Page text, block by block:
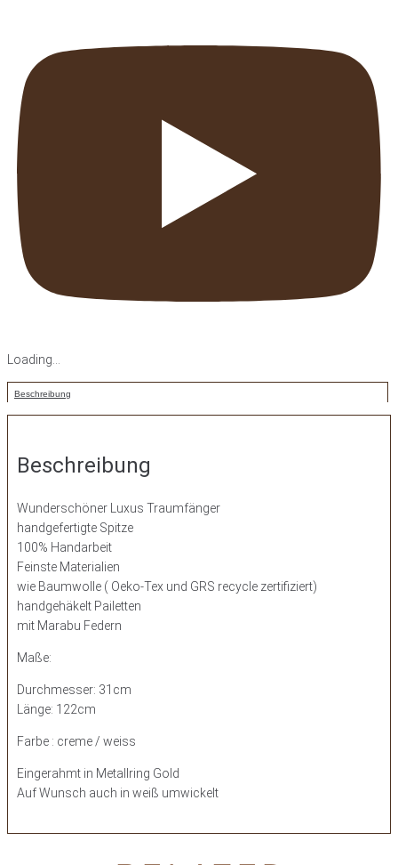
Loading...
Beschreibung
Beschreibung
Wunderschöner Luxus Traumfänger
handgefertigte Spitze
100% Handarbeit
Feinste Materialien
wie Baumwolle ( Oeko-Tex und GRS recycle zertifiziert)
handgehäkelt Pailetten
mit Marabu Federn
Maße:
Durchmesser: 31cm
Länge: 122cm
Farbe : creme / weiss
Eingerahmt in Metallring Gold
Auf Wunsch auch in weiß umwickelt